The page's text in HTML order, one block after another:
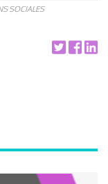
SOCIALES